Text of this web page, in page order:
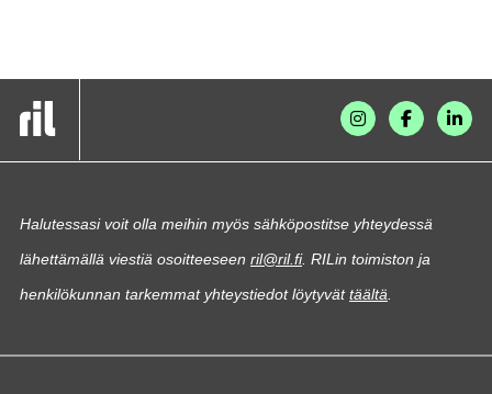
Halutessasi voit olla meihin myös sähköpostitse yhteydessä
lähettämällä viestiä osoitteeseen ril@ril.fi. RILin toimiston ja
henkilökunnan tarkemmat yhteystiedot löytyvättäältä